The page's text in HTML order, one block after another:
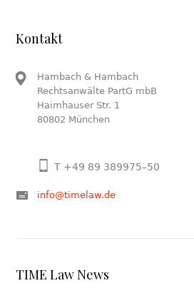
Kontakt
Hambach & Hambach
Rechtsanwälte PartG mbB
Haimhauser Str. 1
80802 München
T +49 89 389975–50
info@timelaw.de
TIME Law News